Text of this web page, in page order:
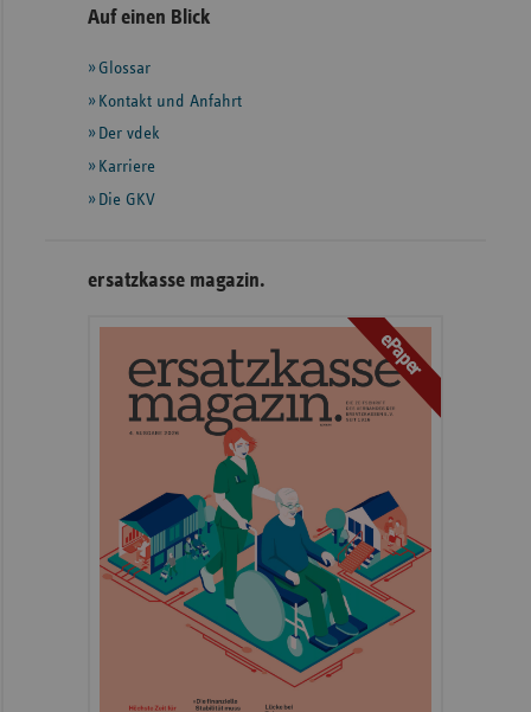
Seitennavigation
Seitenleiste
weiteren
Informationen
Auf einen Blick
Glossar
Kontakt und Anfahrt
Der vdek
Karriere
Die GKV
ersatzkasse magazin.
ePaper